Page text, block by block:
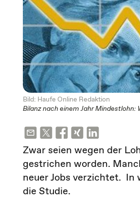
Bild: Haufe Online Redaktion
Bilanz nach einem Jahr Mindestlohn:
Zwar seien wegen der
gestrichen worden.
neuer Jobs verzichtet. In
die Studie.